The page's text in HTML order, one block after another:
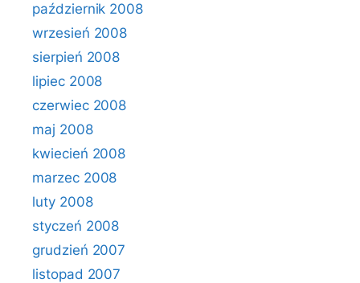
październik 2008
wrzesień 2008
sierpień 2008
lipiec 2008
czerwiec 2008
maj 2008
kwiecień 2008
marzec 2008
luty 2008
styczeń 2008
grudzień 2007
listopad 2007